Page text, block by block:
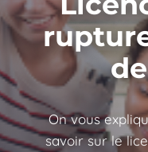
On vous
savoir sur le